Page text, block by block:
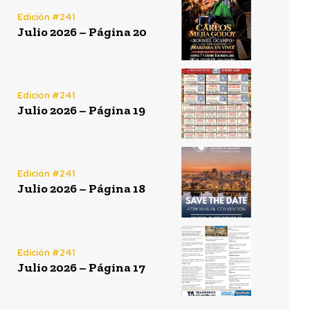
Edición #241
Julio 2026 – Página 20
Edición #241
Julio 2026 – Página 19
Edición #241
Julio 2026 – Página 18
Edición #241
Julio 2026 – Página 17